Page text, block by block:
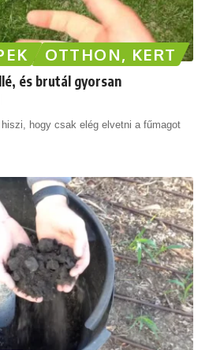
OTTHON, KERT
és brutál gyorsan
hogy csak elég elvetni a fűmagot